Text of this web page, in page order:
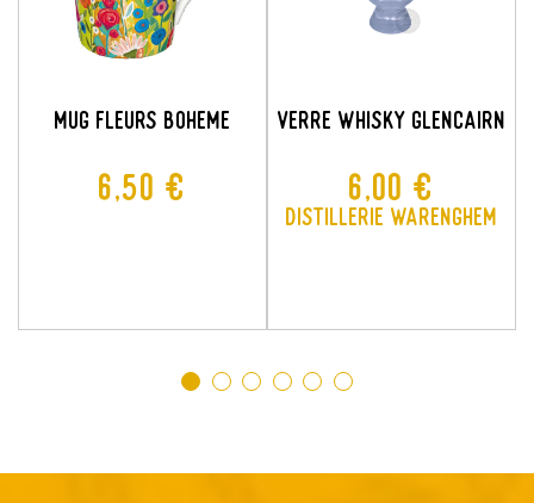
MUG FLEURS BOHEME
Prix
6,50 €
VERRE WHISKY GLENCAIRN
Prix
6,00 €
Distillerie Warenghem